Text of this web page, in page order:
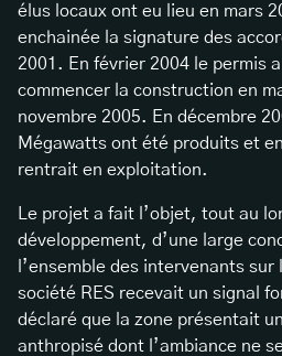
élus locaux ont eu lieu en mars
enchainée la signature des
2001. En février 2004 le permis
commencer la construction en
novembre 2005. En décembre
Mégawatts ont été produits et
rentrait en exploitation.
Le projet a fait l’objet, tout au
développement, d’une large
l’ensemble des intervenants
société RES recevait un signal
déclaré que la zone présentait
anthropisé dont l’ambiance ne